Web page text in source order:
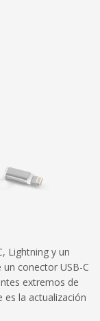
Lightning y un
conector USB-C
extremos de
es la actualización